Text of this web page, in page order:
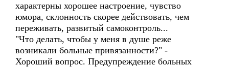
характерны хорошее настроение, чувство
юмора, склонность скорее действовать, чем
переживать, развитый самоконтроль...
"Что делать, чтобы у меня в душе реже
возникали больные привязанности?" -
Хороший вопрос. Предупреждение больных